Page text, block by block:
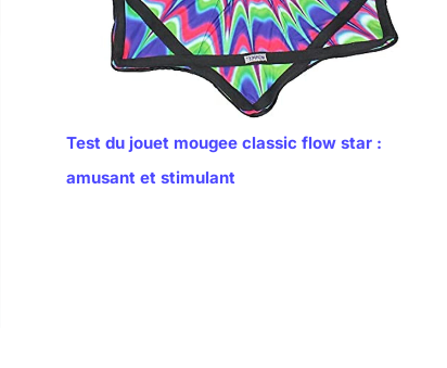
Test du jouet mougee classic flow star :
amusant et stimulant